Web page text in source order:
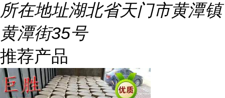
所在地址湖北省天门市黄潭镇
黄潭街35号
推荐产品